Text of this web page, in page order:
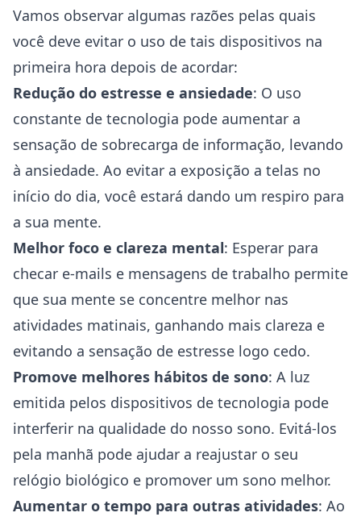
Vamos observar algumas razões pelas quais
você deve evitar o uso de tais dispositivos na
primeira hora depois de acordar:
Redução do estresse e ansiedade: O uso
constante de tecnologia pode aumentar a
sensação de sobrecarga de informação, levando
à ansiedade. Ao evitar a exposição a telas no
início do dia, você estará dando um respiro para
a sua mente.
Melhor foco e clareza mental: Esperar para
checar e-mails e mensagens de trabalho permite
que sua mente se concentre melhor nas
atividades matinais, ganhando mais clareza e
evitando a sensação de estresse logo cedo.
Promove melhores hábitos de sono: A luz
emitida pelos dispositivos de tecnologia pode
interferir na qualidade do nosso sono. Evitá-los
pela manhã pode ajudar a reajustar o seu
relógio biológico e promover um sono melhor.
Aumentar o tempo para outras atividades: Ao